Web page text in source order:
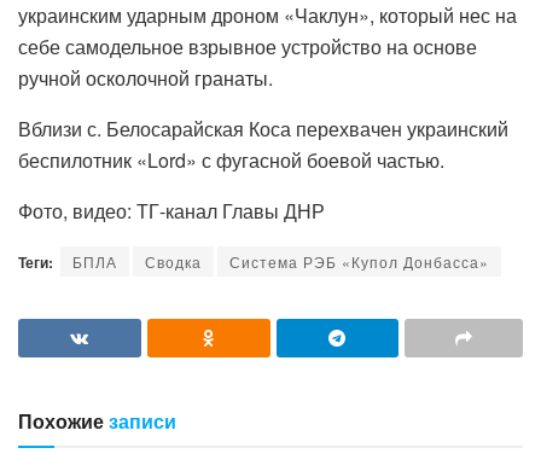
украинским ударным дроном «Чаклун», который нес на
себе самодельное взрывное устройство на основе
ручной осколочной гранаты.
Вблизи с. Белосарайская Коса перехвачен украинский
беспилотник «Lord» с фугасной боевой частью.
Фото, видео: ТГ-канал Главы ДНР
Теги: БПЛА Сводка Система РЭБ «Купол Донбасса»
Похожиезаписи